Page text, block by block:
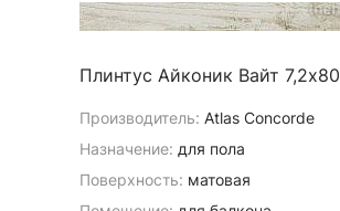
Плинтус Айконик Вайт 7,2х80
Производитель: Atlas Concorde
Назначение: для пола
Поверхность: матовая